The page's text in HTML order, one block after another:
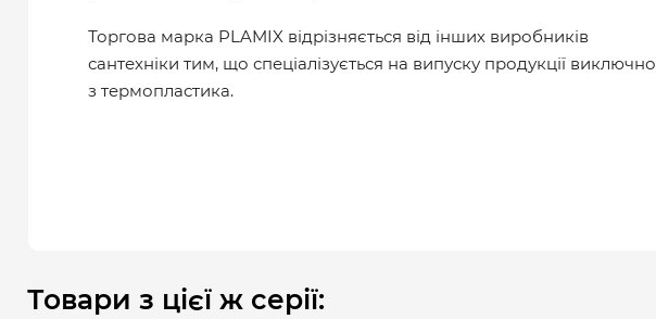
Торгова марка PLAMIX відрізняється від інших виробників
сантехніки тим, що спеціалізується на випуску продукції виключно
з термопластика.
Товари з цієї ж серії: